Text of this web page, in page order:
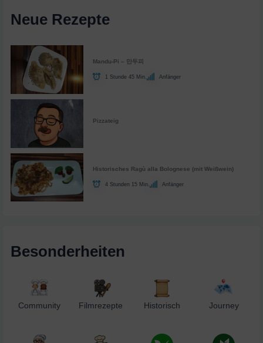
Neue Rezepte
Mandu-Pi – 만두피
1 Stunde 45 Min. Anfänger
Pizzateig
Historisches Ragù alla Bolognese (mit Weißwein)
4 Stunden 15 Min. Anfänger
Besonderheiten
Community Filmrezepte Historisch Journey